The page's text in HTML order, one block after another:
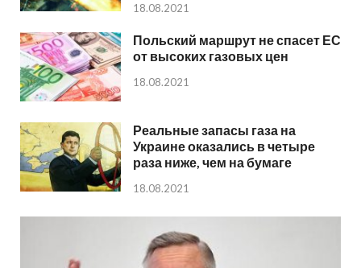
18.08.2021
Польский маршрут не спасет ЕС
от высоких газовых цен
18.08.2021
Реальные запасы газа на
Украине оказались в четыре
раза ниже, чем на бумаге
18.08.2021